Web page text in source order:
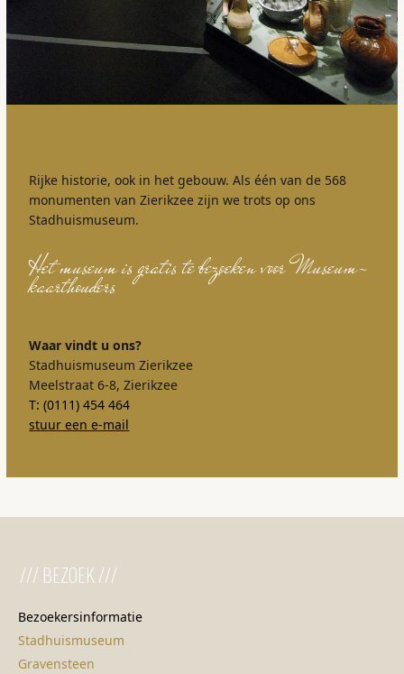
Rijke historie, ook in het gebouw. Als één van de 568
monumenten van Zierikzee zijn we trots op ons
Stadhuismuseum.
Het museum is gratis te bezoeken voor Museum-
kaarthouders
Waar vindt u ons?
Stadhuismuseum Zierikzee
Meelstraat 6-8, Zierikzee
T: (0111) 454 464
stuur een e-mail
/// BEZOEK ///
Bezoekersinformatie
Stadhuismuseum
Gravensteen